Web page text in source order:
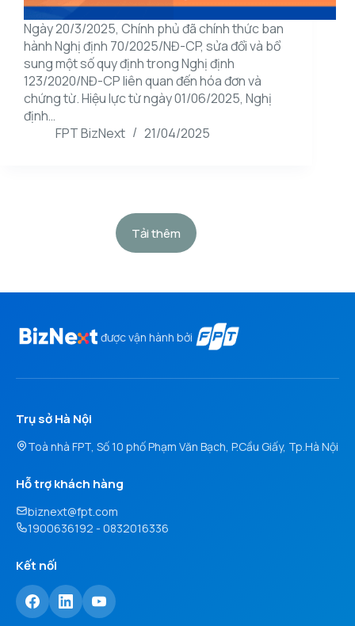
Ngày 20/3/2025, Chính phủ đã chính thức ban
hành Nghị định 70/2025/NĐ-CP, sửa đổi và bổ
sung một số quy định trong Nghị định
123/2020/NĐ-CP liên quan đến hóa đơn và
chứng từ. Hiệu lực từ ngày 01/06/2025, Nghị
định…
FPT BizNext
21/04/2025
Tải thêm
được vận hành bởi
Trụ sở Hà Nội
Toà nhà FPT, Số 10 phố Phạm Văn Bạch, P.Cầu Giấy, Tp.Hà Nội
Hỗ trợ khách hàng
biznext@fpt.com
1900636192 - 0832016336
Kết nối